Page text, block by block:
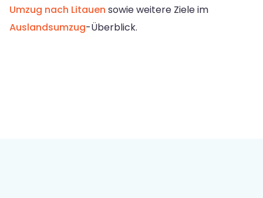
Umzug nach Litauen sowie weitere Ziele im
Auslandsumzug-Überblick.